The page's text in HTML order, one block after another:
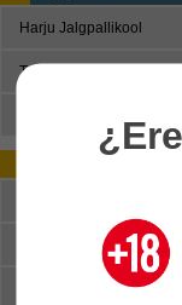
Harju Jalgpallikool
Trans Narva
Ganador